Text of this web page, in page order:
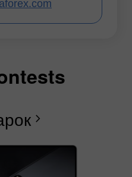
chevron_right